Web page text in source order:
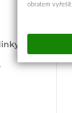
obratem vyřešit.